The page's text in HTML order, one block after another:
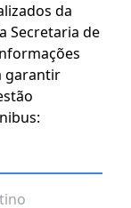
da
Secretaria de
garantir